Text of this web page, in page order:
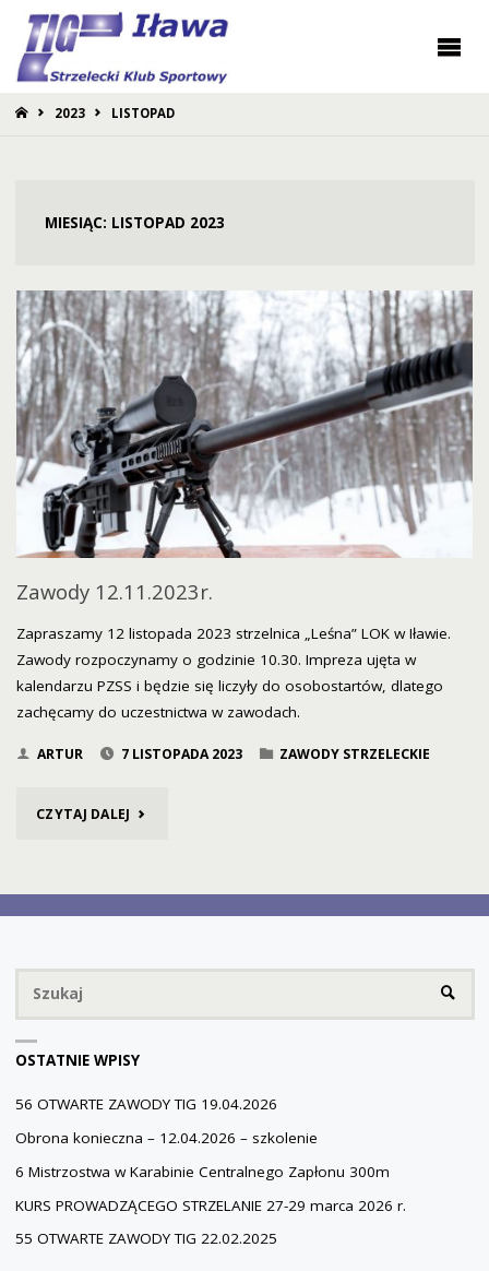
STRONA
2023 LISTOPAD
MIESIĄC: LISTOPAD 2023
Zawody 12.11.2023r.
Zapraszamy 12 listopada 2023 strzelnica „Leśna” LOK w Iławie.
Zawody rozpoczynamy o godzinie 10.30. Impreza ujęta w
kalendarzu PZSS i będzie się liczyły do osobostartów, dlatego
zachęcamy do uczestnictwa w zawodach.
ARTUR 7 LISTOPADA 2023 ZAWODY STRZELECKIE
CZYTAJ DALEJ "ZAWODY
OSTATNIE WPISY
56 OTWARTE ZAWODY TIG 19.04.2026
Obrona konieczna – 12.04.2026 – szkolenie
6 Mistrzostwa w Karabinie Centralnego Zapłonu 300m
KURS PROWADZĄCEGO STRZELANIE 27-29 marca 2026 r.
55 OTWARTE ZAWODY TIG 22.02.2025